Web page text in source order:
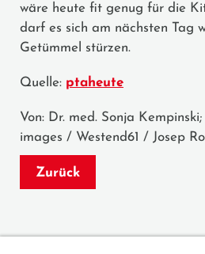
wäre heute fit genug für die
darf es sich am nächsten Tag
Getümmel stürzen.
Quelle: ptaheute
Von: Dr. med. Sonja
images / Westend61 / Josep
Zurück